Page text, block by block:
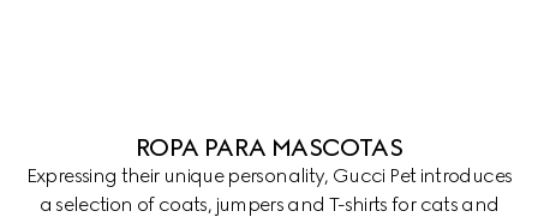
ROPA PARA MASCOTAS
Expressing their unique personality, Gucci Pet introduces
a selection of coats, jumpers and T-shirts for cats and